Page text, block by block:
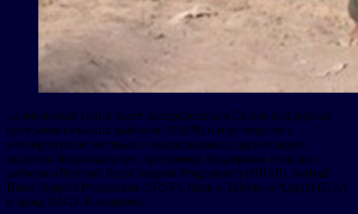
12-месячный грант будет распределяться Сетью поддержки
программ сельских районов (RSPN) в партнерстве с
консорциумом местных и национальных организаций,
включая Национальную программу поддержки сельских
районов (National Rural Support Programme) (NRSP), Sarhad
Rural Support Programme (SRSP), Idara-e-Taleem-o-Aagahi (ITA)
и фонд PAGE Foundation.